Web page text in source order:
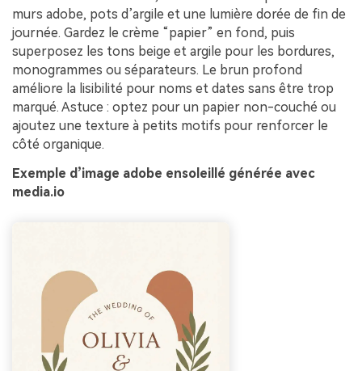
murs adobe, pots d’argile et une lumière dorée de fin de
journée. Gardez le crème “papier” en fond, puis
superposez les tons beige et argile pour les bordures,
monogrammes ou séparateurs. Le brun profond
améliore la lisibilité pour noms et dates sans être trop
marqué. Astuce : optez pour un papier non-couché ou
ajoutez une texture à petits motifs pour renforcer le
côté organique.
Exemple d’image adobe ensoleillé générée avec
media.io